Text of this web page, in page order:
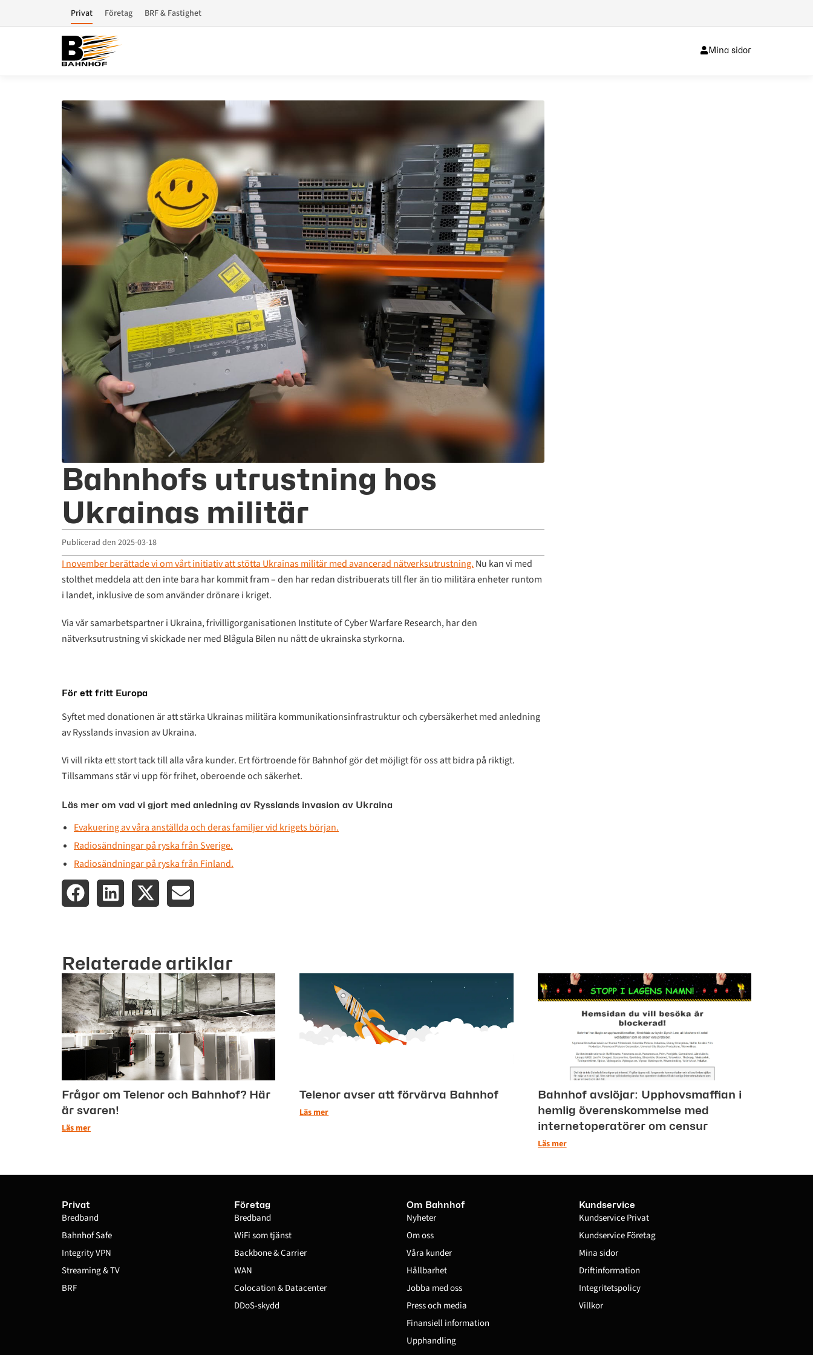
Privat Företag BRF & Fastighet
Mina sidor
Bahnhofs utrustning hos
Ukrainas militär
Publicerad den 2025-03-18
I november berättade vi om vårt initiativ att stötta Ukrainas militär med avancerad nätverksutrustning. Nu kan vi med
stolthet meddela att den inte bara har kommit fram – den har redan distribuerats till fler än tio militära enheter runtom
i landet, inklusive de som använder drönare i kriget.
Via vår samarbetspartner i Ukraina, frivilligorganisationen Institute of Cyber Warfare Research, har den
nätverksutrustning vi skickade ner med Blågula Bilen nu nått de ukrainska styrkorna.
För ett fritt Europa
Syftet med donationen är att stärka Ukrainas militära kommunikationsinfrastruktur och cybersäkerhet med anledning
av Rysslands invasion av Ukraina.
Vi vill rikta ett stort tack till alla våra kunder. Ert förtroende för Bahnhof gör det möjligt för oss att bidra på riktigt.
Tillsammans står vi upp för frihet, oberoende och säkerhet.
Läs mer om vad vi gjort med anledning av Rysslands invasion av Ukraina
Evakuering av våra anställda och deras familjer vid krigets början.
Radiosändningar på ryska från Sverige.
Radiosändningar på ryska från Finland.
Relaterade artiklar
Frågor om Telenor och Bahnhof? Här
är svaren!
Läs mer
Telenor avser att förvärva Bahnhof
Läs mer
Bahnhof avslöjar: Upphovsmaffian i
hemlig överenskommelse med
internetoperatörer om censur
Läs mer
Privat
Bredband
Bahnhof Safe
Integrity VPN
Streaming & TV
BRF
Företag
Bredband
WiFi som tjänst
Backbone & Carrier
WAN
Colocation & Datacenter
DDoS-skydd
Om Bahnhof
Nyheter
Om oss
Våra kunder
Hållbarhet
Jobba med oss
Press och media
Finansiell information
Upphandling
Kundservice
Kundservice Privat
Kundservice Företag
Mina sidor
Driftinformation
Integritetspolicy
Villkor